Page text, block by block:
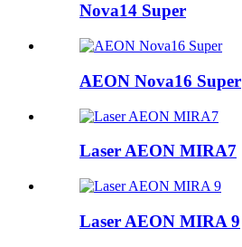
Nova14 Super
AEON Nova16 Super
Laser AEON MIRA7
Laser AEON MIRA 9